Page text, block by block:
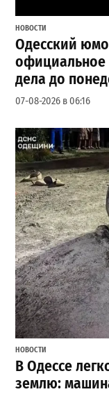
НОВОСТИ
Одесский
официальное
дела до
07-08-2026 в 06:16
НОВОСТИ
В Одессе
землю: